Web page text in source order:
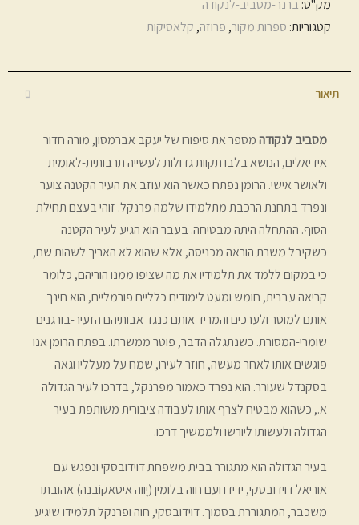
מק"ט: ברנר-מסביב-לנקודה
קטגוריות: ספרות מקור, פרוזה, קלאסיקות
תיאור
מסביב לנקודהמספר את סיפורו של יעקב אברמסון, מורה חדור
אידיאלים, הנושא בלבו תקוות גדולות לעשייה תרבותית-לאומית
ולאושר אישי. הרומן נפתח כאשר הוא עוזב את העיר הקטנה צוער
ונפרד בתחנת הרכבת מתלמידו שלמה פרנקל. זוהי בעצם תחילת
הסוף. ההתחלה היתה מבטיחה. בעבר הוא הגיע לעיר הקטנה
כשקיבל משרת הוראה מכניסה, אלא שהוא לא האריך לשהות שם,
כי במקום ללמד את תלמידיו את מה שציפו ממנו הוריהם, כלומר
קריאה עברית, חומש ומעט לימודים כלליים פורמליים, הוא חינך
אותם למוסר ולערכים והמריד אותם כנגד אבותיהם הזעיר-בורגנים
שומרי-המסורת. כשנתגלה הדבר, פוטר ממשרתו. בפתח הרומן אנו
פוגשים אותו לאחר מעשה, חוזר לעירו, שמח על מעלליו וגאה
בסקנדל שעורר. הוא נפרד כאמור מפרנקל, בדרכו לעיר הגדולה
א., כשהוא מבטיח לצרף אותו לעבודה ציבורית משותפת בעיר
הגדולה ולעשותו ליורשו ולממשיך דרכו.
בעיר הגדולה הוא מתגורר בבית משפחת דוידובסקי ונפגש עם
אוריאל דוידובסקי, ידידו ועם חוה בלומין (יֶווה איסאקוֹבנה) אהובתו
משכבר, המתגוררת בסמוך. דוידובסקי, חוה ופרנקל תלמידו שיגיע